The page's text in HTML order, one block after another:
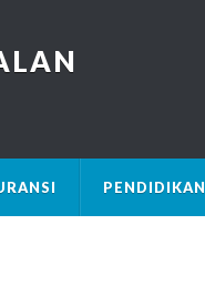
PENDIDIKAN